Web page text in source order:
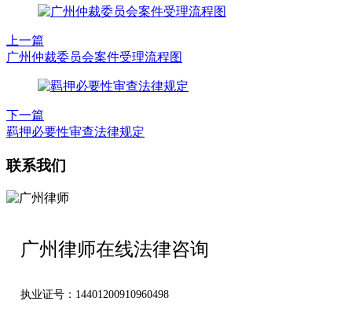
上一篇
广州仲裁委员会案件受理流程图
下一篇
羁押必要性审查法律规定
联系我们
广州律师在线法律咨询
执业证号：14401200910960498